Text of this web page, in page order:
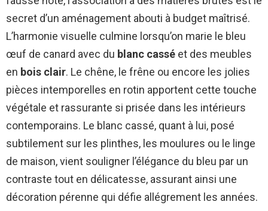
secret d’un aménagement abouti à budget maîtrisé.
L’harmonie visuelle culmine lorsqu’on marie le bleu
œuf de canard avec du blanc cassé et des meubles
en bois clair. Le chêne, le frêne ou encore les jolies
pièces intemporelles en rotin apportent cette touche
végétale et rassurante si prisée dans les intérieurs
contemporains. Le blanc cassé, quant à lui, posé
subtilement sur les plinthes, les moulures ou le linge
de maison, vient souligner l’élégance du bleu par un
contraste tout en délicatesse, assurant ainsi une
décoration pérenne qui défie allégrement les années.